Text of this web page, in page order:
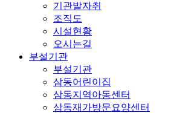
기관발자취
조직도
시설현황
오시는길
부설기관
부설기관
삼동어린이집
삼동지역아동센터
삼동재가방문요양센터